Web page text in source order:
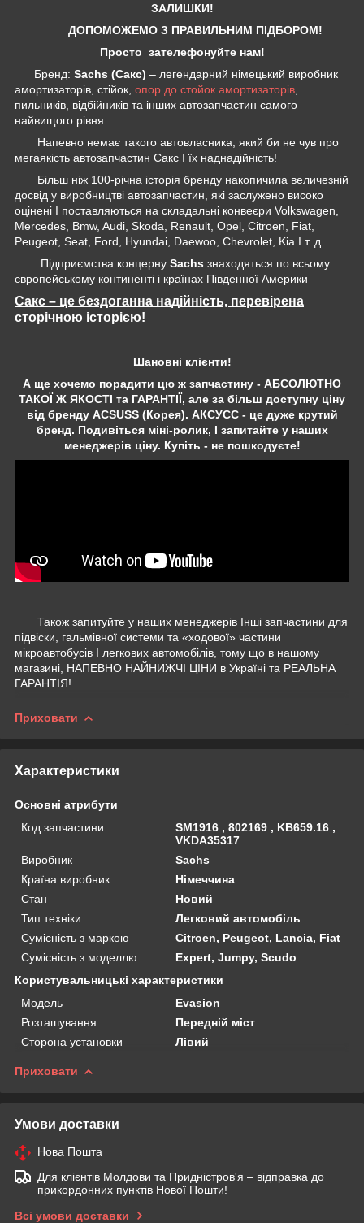
ЗАЛИШКИ!
ДОПОМОЖЕМО З ПРАВИЛЬНИМ ПІДБОРОМ!
Просто зателефонуйте нам!
Бренд: Sachs (Сакс) – легендарний німецький виробник
амортизаторів, стійок, опор до стойок амортизаторів
пильників, відбійників та інших автозапчастин самого
найвищого рівня.
Напевно немає такого автовласника, який би не чув про
мегаякість автозапчастин Сакс І їх наднадійність!
Більш ніж 100-річна історія бренду накопичила величезній
досвід у виробництві автозапчастин, які заслужено високо
оцінені І поставляються на складальні конвеєри Volkswagen,
Mercedes, Bmw, Audi, Skoda, Renault, Opel, Citroen, Fiat,
Peugeot, Seat, Ford, Hyundai, Daewoo, Chevrolet, Kia І т. д.
Підприємства концерну Sachs знаходяться по всьому
європейському континенті і країнах Південної Америки
Сакс – це бездоганна надійність, перевірена
сторічною історією!
Шановні клієнти!
А ще хочемо порадити цю ж запчастину - АБСОЛЮТНО
ТАКОЇ Ж ЯКОСТІ та ГАРАНТІЇ, але за більш доступну ціну
від бренду ACSUSS (Корея). АКСУСС - це дуже крутий
бренд. Подивіться міні-ролик, І запитайте у наших
менеджерів ціну. Купіть - не пошкодуєте!
Також запитуйте у наших менеджерів Інші запчастини для
підвіски, гальмівної системи та «ходової» частини
мікроавтобусів І легкових автомобілів, тому що в нашому
магазині, НАПЕВНО НАЙНИЖЧІ ЦІНИ в Україні та РЕАЛЬНА
ГАРАНТІЯ!
Приховати
Характеристики
Основні атрибути
Код запчастини
SM1916 , 802169 , KB659.16 ,
VKDA35317
Виробник
Sachs
Країна виробник
Німеччина
Стан
Новий
Тип техніки
Легковий автомобіль
Сумісність з маркою
Citroen, Peugeot, Lancia, Fiat
Сумісність з моделлю
Expert, Jumpy, Scudo
Користувальницькі характеристики
Мoдель
Evasion
Розташування
Передній міст
Сторона установки
Лівий
Приховати
Умови доставки
Нова Пошта
Для клієнтів Молдови та Придністров'я – відправка до
прикордонних пунктів Нової Пошти!
Всі умови доставки